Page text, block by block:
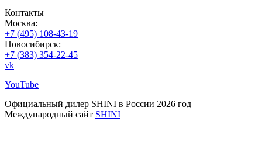
Контакты
Москва:
+7 (495) 108-43-19
Новосибирск:
+7 (383) 354-22-45
vk
YouTube
Официальный дилер SHINI в России 2026 год
Международный сайт SHINI